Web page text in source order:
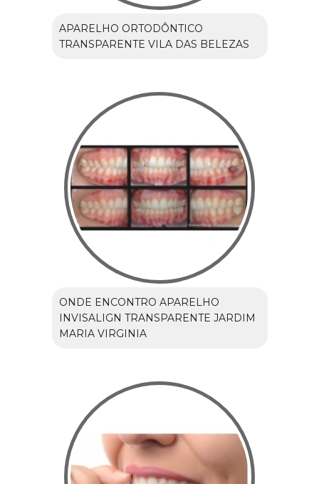
APARELHO ORTODÔNTICO
TRANSPARENTE VILA DAS BELEZAS
ONDE ENCONTRO APARELHO
INVISALIGN TRANSPARENTE JARDIM
MARIA VIRGINIA